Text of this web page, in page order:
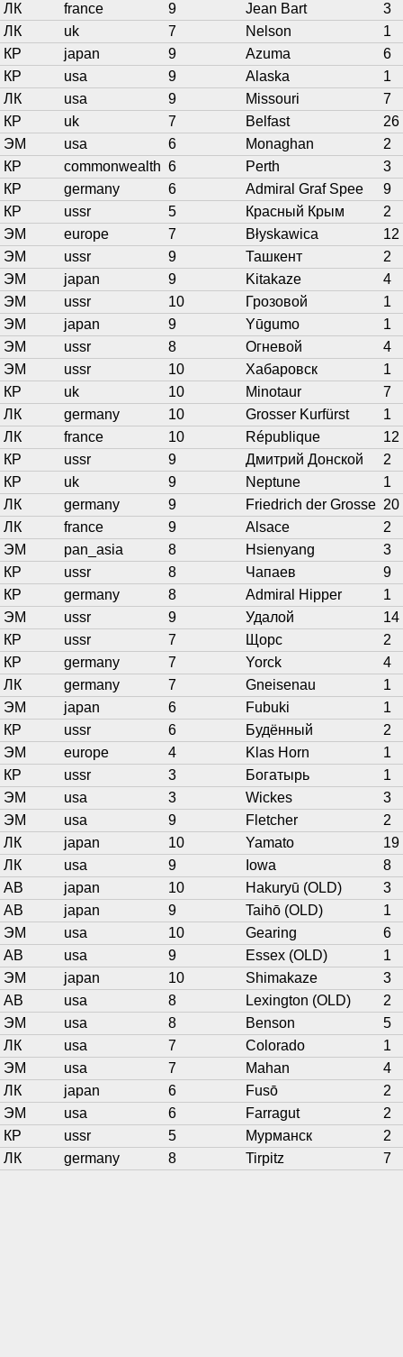
ЛК
france 9 Jean Bart
3
ЛК
uk 7 Nelson
1
КР
japan 9 Azuma
6
КР
usa 9 Alaska
1
ЛК
usa 9 Missouri
7
КР
uk 7 Belfast
26
ЭМ
usa 6 Monaghan
2
КР
commonwealth 6 Perth
3
КР
germany 6 Admiral Graf Spee
9
КР
ussr 5 Красный Крым
2
ЭМ
europe 7 Błyskawica
12
ЭМ
ussr 9 Ташкент
2
ЭМ
japan 9 Kitakaze
4
ЭМ
ussr 10 Грозовой
1
ЭМ
japan 9 Yūgumo
1
ЭМ
ussr 8 Огневой
4
ЭМ
ussr 10 Хабаровск
1
КР
uk 10 Minotaur
7
ЛК
germany 10 Grosser Kurfürst
1
ЛК
france 10 République
12
КР
ussr 9 Дмитрий Донской
2
КР
uk 9 Neptune
1
ЛК
germany 9 Friedrich der Grosse 20
ЛК
france 9 Alsace
2
ЭМ
pan_asia 8 Hsienyang
3
КР
ussr 8 Чапаев
9
КР
germany 8 Admiral Hipper
1
ЭМ
ussr 9 Удалой
14
КР
ussr 7 Щорс
2
КР
germany 7 Yorck
4
ЛК
germany 7 Gneisenau
1
ЭМ
japan 6 Fubuki
1
КР
ussr 6 Будённый
2
ЭМ
europe 4 Klas Horn
1
КР
ussr 3 Богатырь
1
ЭМ
usa 3 Wickes
3
ЭМ
usa 9 Fletcher
2
ЛК
japan 10 Yamato
19
ЛК
usa 9 Iowa
8
АВ
japan 10 Hakuryū (OLD)
3
АВ
japan 9 Taihō (OLD)
1
ЭМ
usa 10 Gearing
6
АВ
usa 9 Essex (OLD)
1
ЭМ
japan 10 Shimakaze
3
АВ
usa 8 Lexington (OLD)
2
ЭМ
usa 8 Benson
5
ЛК
usa 7 Colorado
1
ЭМ
usa 7 Mahan
4
ЛК
japan 6 Fusō
2
ЭМ
usa 6 Farragut
2
КР
ussr 5 Мурманск
2
ЛК
germany 8 Tirpitz 7